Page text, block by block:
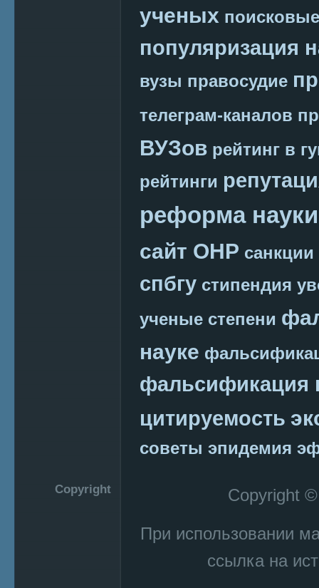
ученых
популяризация
вузы правосудие
телеграм-каналов
ВУЗов рейтинг в
рейтинги
реформа науки
сайт ОНР санкции
спбгу стипендия
ученые степени
науке
фальсификация
цитируемость
советы эпидемия
Copyright
Copyright
При использовании
ссылка на